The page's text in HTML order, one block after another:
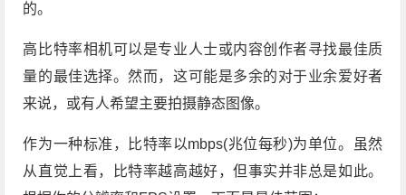
的。
高比特率相机可以是专业人士或内容创作者寻找最佳质
量的最佳选择。然而，这可能是多余的对于业余爱好者
来说，或有人希望主要拍摄静态图像。
作为一种标准，比特率以mbps(兆位每秒)为单位。虽然
从直觉上看，比特率越高越好，但事实并非总是如此。